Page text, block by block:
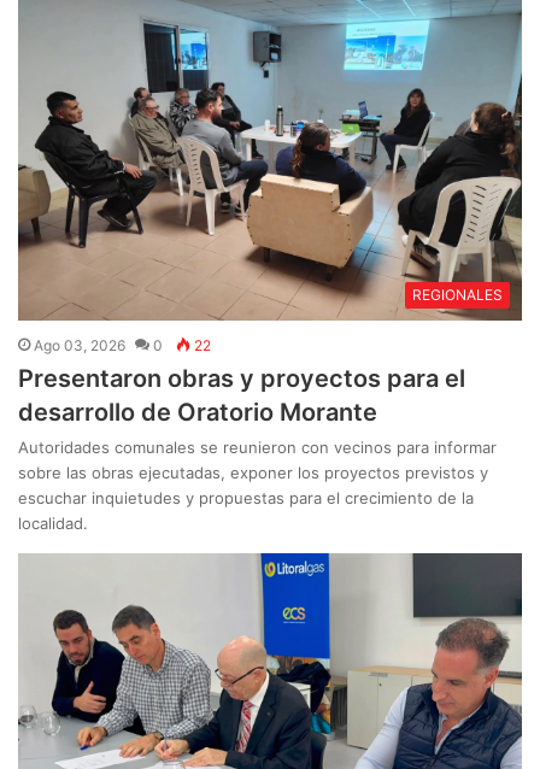
REGIONALES
Ago 03, 2026 0 22
Presentaron obras y proyectos para el
desarrollo de Oratorio Morante
Autoridades comunales se reunieron con vecinos para informar
sobre las obras ejecutadas, exponer los proyectos previstos y
escuchar inquietudes y propuestas para el crecimiento de la
localidad.